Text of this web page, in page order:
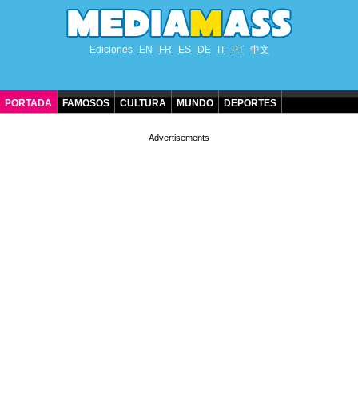
Ediciones EN FR ES DE IT PT 中文
PORTADA FAMOSOS CULTURA MUNDO DEPORTES